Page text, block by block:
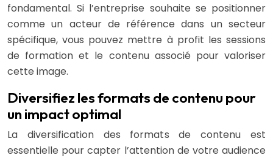
fondamental. Si l’entreprise souhaite se positionner
comme un acteur de référence dans un secteur
spécifique, vous pouvez mettre à profit les sessions
de formation et le contenu associé pour valoriser
cette image.
Diversifiez les formats de contenu pour
un impact optimal
La diversification des formats de contenu est
essentielle pour capter l’attention de votre audience